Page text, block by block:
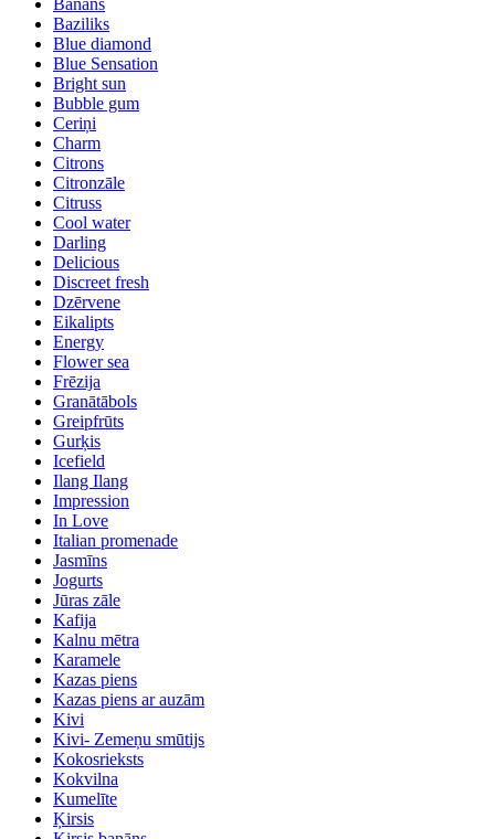
Banāns
Baziliks
Blue diamond
Blue Sensation
Bright sun
Bubble gum
Ceriņi
Charm
Citrons
Citronzāle
Citruss
Cool water
Darling
Delicious
Discreet fresh
Dzērvene
Eikalipts
Energy
Flower sea
Frēzija
Granātābols
Greipfrūts
Gurķis
Icefield
Ilang Ilang
Impression
In Love
Italian promenade
Jasmīns
Jogurts
Jūras zāle
Kafija
Kalnu mētra
Karamele
Kazas piens
Kazas piens ar auzām
Kivi
Kivi- Zemeņu smūtijs
Kokosrieksts
Kokvilna
Kumelīte
Ķirsis